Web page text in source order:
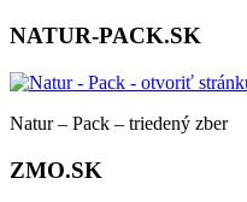
NATUR-PACK.SK
Natur – Pack – triedený zber
ZMO.SK